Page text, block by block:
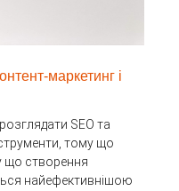
маркетинг і
SEO та
тому що
що створення
найефективнішою